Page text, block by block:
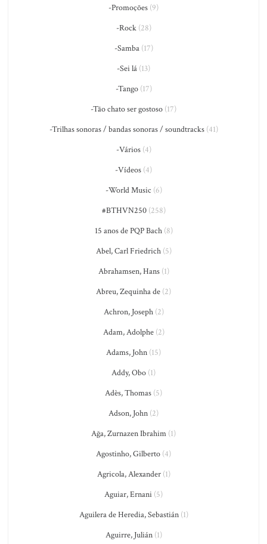
-Promoções (9)
-Rock(28)
-Samba(17)
-Sei lá (13)
-Tango(17)
-Tão chato ser gostoso (17)
-Trilhas sonoras / bandas sonoras / soundtracks(41)
-Vários(4)
-Vídeos (4)
-World Music (6)
#BTHVN250(258)
15 anos de PQP Bach(8)
Abel, Carl Friedrich(5)
Abrahamsen, Hans(1)
Abreu, Zequinha de (2)
Achron, Joseph(2)
Adam, Adolphe(2)
Adams, John (15)
Addy, Obo (1)
Adès, Thomas (5)
Adson, John (2)
Ağa, Zurnazen Ibrahim (1)
Agostinho, Gilberto (4)
Agricola, Alexander(1)
Aguiar, Ernani (5)
Aguilera de Heredia, Sebastián(1)
Aguirre, Julián(1)